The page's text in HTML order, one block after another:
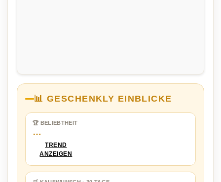
📊 GESCHENKLY EINBLICKE
🏆 BELIEBTHEIT
…
TREND
ANZEIGEN